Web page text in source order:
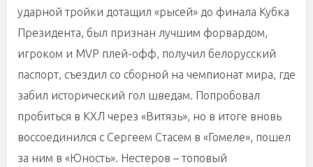
ударной тройки дотащил «рысей» до финала Кубка
Президента, был признан лучшим форвардом,
игроком и MVP плей-офф, получил белорусский
паспорт, съездил со сборной на чемпионат мира, где
забил исторический гол шведам. Попробовал
пробиться в КХЛ через «Витязь», но в итоге вновь
воссоединился с Сергеем Стасем в «Гомеле», пошел
за ним в «Юность». Нестеров – топовый